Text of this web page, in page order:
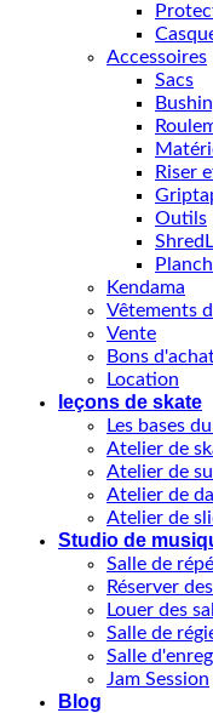
Accessoires
Sacs
Riser
Outils
Kendama
Vêtements
Vente
Bons
Location
leçons de skate
Les bases
Atelier de
Atelier de
Atelier de
Atelier de
Studio de
Salle de
Réserver
Louer des
Salle de
Salle
Jam Session
Blog